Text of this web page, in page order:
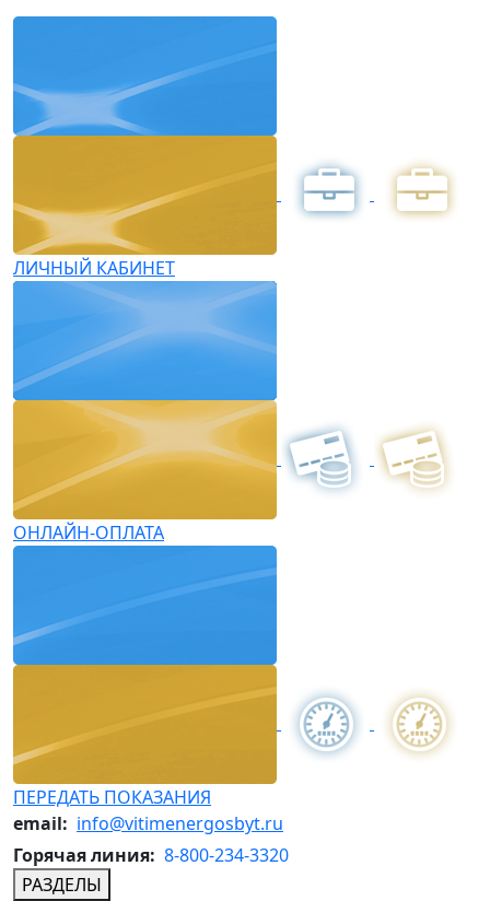
ЛИЧНЫЙ КАБИНЕТ
ОНЛАЙН-ОПЛАТА
ПЕРЕДАТЬ ПОКАЗАНИЯ
email: info@vitimenergosbyt.ru
Горячая линия: 8-800-234-3320
РАЗДЕЛЫ